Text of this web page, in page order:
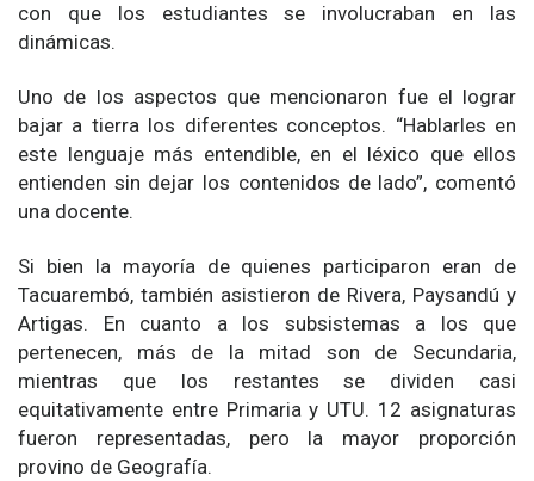
con que los estudiantes se involucraban en las
dinámicas.
Uno de los aspectos que mencionaron fue el lograr
bajar a tierra los diferentes conceptos. “Hablarles en
este lenguaje más entendible, en el léxico que ellos
entienden sin dejar los contenidos de lado”, comentó
una docente.
Si bien la mayoría de quienes participaron eran de
Tacuarembó, también asistieron de Rivera, Paysandú y
Artigas. En cuanto a los subsistemas a los que
pertenecen, más de la mitad son de Secundaria,
mientras que los restantes se dividen casi
equitativamente entre Primaria y UTU. 12 asignaturas
fueron representadas, pero la mayor proporción
provino de Geografía.